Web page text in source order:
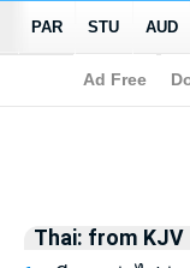
Thai: from KJV